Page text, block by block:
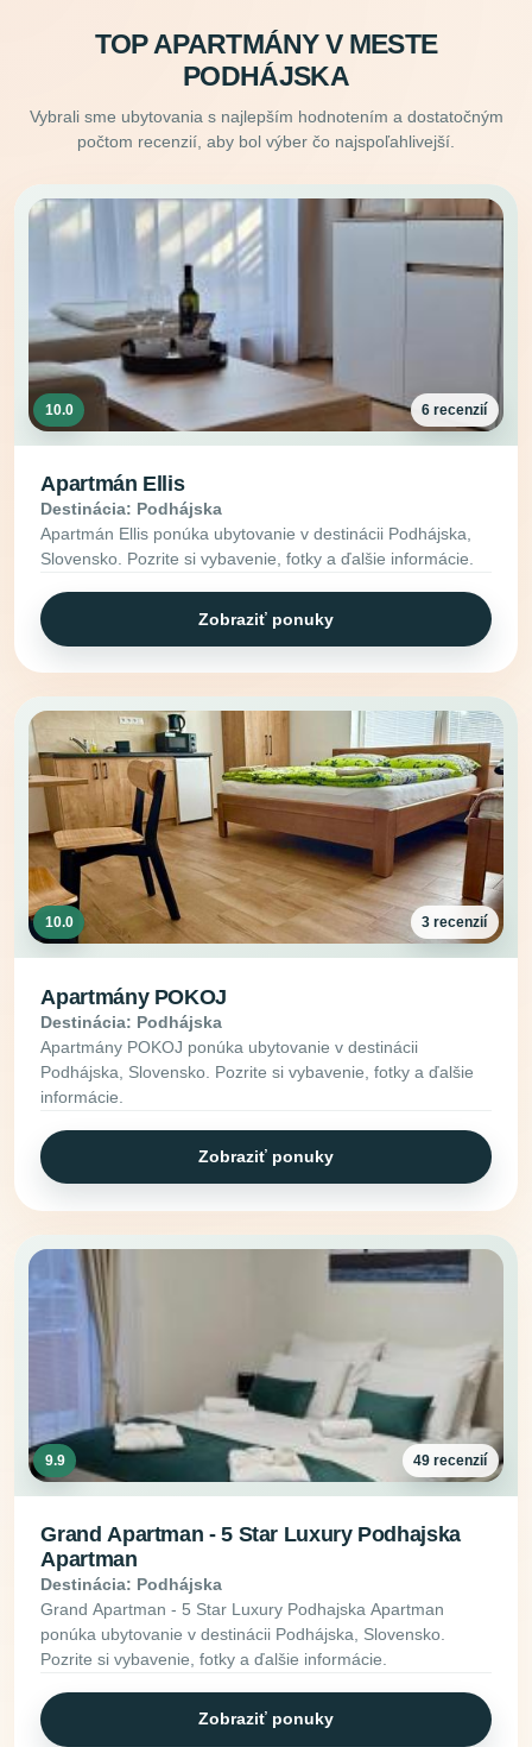
TOP APARTMÁNY V MESTE
PODHÁJSKA
Vybrali sme ubytovania s najlepším hodnotením a dostatočným
počtom recenzií, aby bol výber čo najspoľahlivejší.
10.0 6 recenzií
Apartmán Ellis
Destinácia: Podhájska
Apartmán Ellis ponúka ubytovanie v destinácii Podhájska,
Slovensko. Pozrite si vybavenie, fotky a ďalšie informácie.
Zobraziť ponuky
10.0 3 recenzií
Apartmány POKOJ
Destinácia: Podhájska
Apartmány POKOJ ponúka ubytovanie v destinácii
Podhájska, Slovensko. Pozrite si vybavenie, fotky a ďalšie
informácie.
Zobraziť ponuky
9.9 49 recenzií
Grand Apartman - 5 Star Luxury Podhajska
Apartman
Destinácia: Podhájska
Grand Apartman - 5 Star Luxury Podhajska Apartman
ponúka ubytovanie v destinácii Podhájska, Slovensko.
Pozrite si vybavenie, fotky a ďalšie informácie.
Zobraziť ponuky